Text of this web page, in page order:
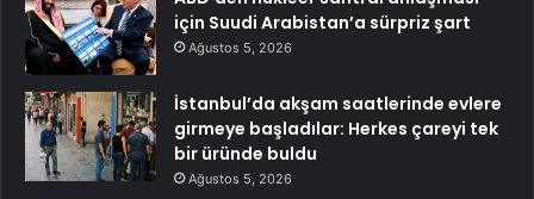
için Suudi Arabistan’a sürpriz şart
Ağustos 5, 2026
İstanbul’da akşam saatlerinde evlere
girmeye başladılar: Herkes çareyi tek
bir üründe buldu
Ağustos 5, 2026